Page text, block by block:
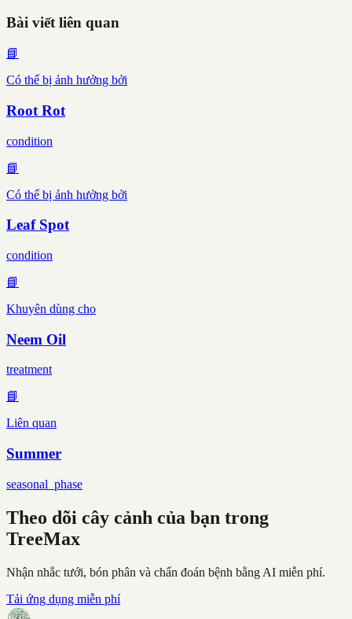
Bài viết liên quan
📘
Có thể bị ảnh hưởng bởi
Root Rot
condition
📘
Có thể bị ảnh hưởng bởi
Leaf Spot
condition
📘
Khuyên dùng cho
Neem Oil
treatment
📘
Liên quan
Summer
seasonal_phase
Theo dõi cây cảnh của bạn trong
TreeMax
Nhận nhắc tưới, bón phân và chẩn đoán bệnh bằng AI miễn phí.
Tải ứng dụng miễn phí